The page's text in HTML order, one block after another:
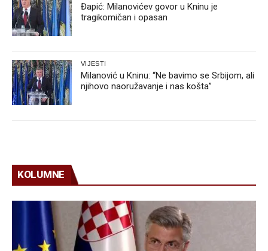
Đapić: Milanovićev govor u Kninu je
tragikomičan i opasan
VIJESTI
Milanović u Kninu: “Ne bavimo se Srbijom, ali
njihovo naoružavanje i nas košta”
KOLUMNE